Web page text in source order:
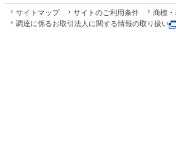
サイトマップ サイトのご利用条件 商標
調達に係るお取引法人に関する情報の取り扱い